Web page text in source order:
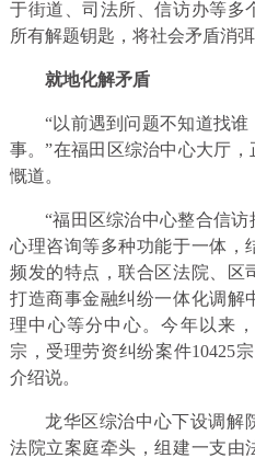
于街道、司法所、信访办等多
所有解题钥匙，将社会矛盾消弭
就地化解矛盾
“以前遇到问题不知道找
事。”在福田区综治中心大厅
慨道。
“福田区综治中心整合信访
心理咨询等多种功能于一体，
频发的特点，联合区法院、区
打造商事金融纠纷一体化调解
理中心等分中心。今年以来
宗，受理劳资纠纷案件10425
介绍说。
龙华区综治中心下设调解
法院立案庭牵头，组建一支由